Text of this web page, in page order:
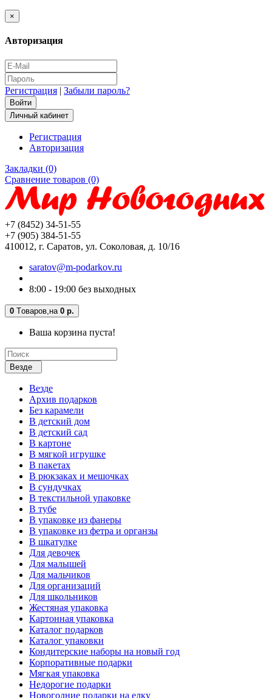
×
Авторизация
Регистрация | Забыли пароль?
Личный кабинет
Регистрация
Авторизация
Закладки (0)
Сравнение товаров (0)
+7 (8452) 34-51-55
+7 (905) 384-51-55
410012, г. Саратов, ул. Соколовая, д. 10/16
saratov@m-podarkov.ru
8:00 - 19:00 без выходных
0 Tоваров, на 0 р.
Ваша корзина пуста!
Везде
Везде
Архив подарков
Без карамели
В детский дом
В детский сад
В картоне
В мягкой игрушке
В пакетах
В рюкзаках и мешочках
В сундучках
В текстильной упаковке
В тубе
В упаковке из фанеры
В упаковке из фетра и органзы
В шкатулке
Для девочек
Для малышей
Для мальчиков
Для организаций
Для школьников
Жестяная упаковка
Картонная упаковка
Каталог подарков
Каталог упаковки
Кондитерские наборы на новый год
Корпоративные подарки
Мягкая упаковка
Недорогие подарки
Новогодние подарки на елку